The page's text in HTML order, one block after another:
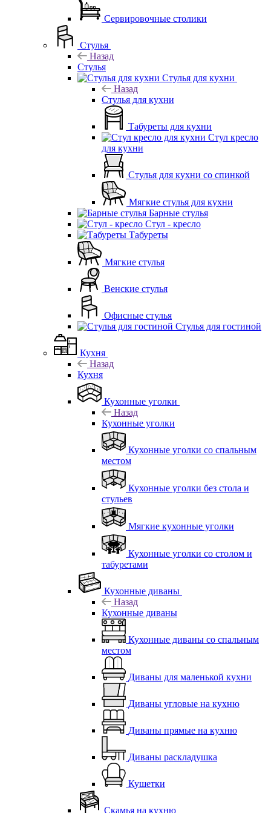
Сервировочные столики
Стулья
Назад
Стулья
Стулья для кухни
Назад
Стулья для кухни
Табуреты для кухни
Стул кресло
для кухни
Стулья для кухни со спинкой
Мягкие стулья для кухни
Барные стулья
Стул - кресло
Табуреты
Мягкие стулья
Венские стулья
Офисные стулья
Стулья для гостиной
Кухня
Назад
Кухня
Кухонные уголки
Назад
Кухонные уголки
Кухонные уголки со спальным
местом
Кухонные уголки без стола и
стульев
Мягкие кухонные уголки
Кухонные уголки со столом и
табуретами
Кухонные диваны
Назад
Кухонные диваны
Кухонные диваны со спальным
местом
Диваны для маленькой кухни
Диваны угловые на кухню
Диваны прямые на кухню
Диваны раскладушка
Кушетки
Скамья на кухню